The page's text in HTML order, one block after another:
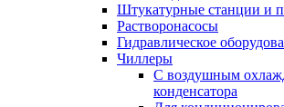
Штукатурные станции и
Растворонасосы
Гидравлическое
Чиллеры
С воздушным
конденсатора